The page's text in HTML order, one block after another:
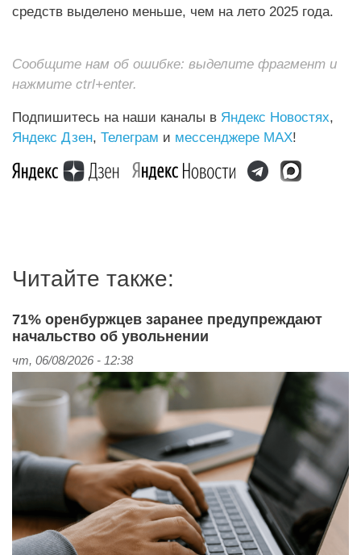
средств выделено меньше, чем на лето 2025 года.
Сообщите нам об ошибке: выделите фрагмент и
нажмите ctrl+enter.
Подпишитесь на наши каналы в Яндекс Новостях,
Яндекс Дзен, Телеграм и мессенджере MAX!
Читайте также:
71% оренбуржцев заранее предупреждают
начальство об увольнении
чт, 06/08/2026 - 12:38